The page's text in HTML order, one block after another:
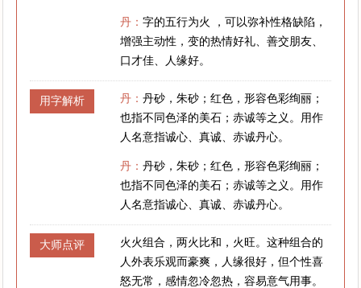
丹：字的五行为火 ，可以弥补性格缺陷，
增强主动性，变的热情好礼、善交朋友、
口才佳、人缘好。
用字解析 丹：丹砂，朱砂；红色，形容色彩绚丽；
也指不同色泽的美石；赤诚等之义。用作
人名意指诚心、真诚、赤诚丹心。
丹：丹砂，朱砂；红色，形容色彩绚丽；
也指不同色泽的美石；赤诚等之义。用作
人名意指诚心、真诚、赤诚丹心。
大师点评
火火组合，两火比和，火旺。这种组合的
人外表乐观而豪爽，人缘很好，但个性喜
怒无常，感情忽冷忽热，容易意气用事。